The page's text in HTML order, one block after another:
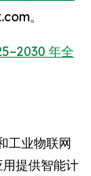
。
年全
工业物联网
提供智能计